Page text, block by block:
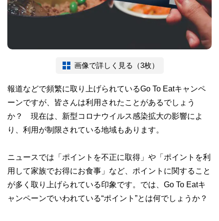
画像で詳しく見る（3枚）
報道などで頻繁に取り上げられているGo To Eatキャンペ
ーンですが、皆さんは利用されたことがあるでしょう
か？ 現在は、新型コロナウイルス感染拡大の影響によ
り、利用が制限されている地域もあります。
ニュースでは「ポイントを不正に取得」や「ポイントを利
用して家族でお得にお食事」など、ポイントに関すること
が多く取り上げられている印象です。では、Go To Eatキ
ャンペーンでいわれている“ポイント”とは何でしょうか？